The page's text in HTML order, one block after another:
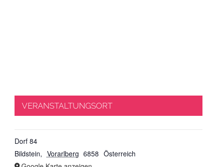
VERANSTALTUNGSORT
Dorf 84
Bildstein, Vorarlberg 6858 Österreich